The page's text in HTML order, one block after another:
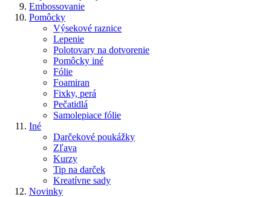
Embossovanie
Pomôcky
Výsekové raznice
Lepenie
Polotovary na dotvorenie
Pomôcky iné
Fólie
Foamiran
Fixky, perá
Pečatidlá
Samolepiace fólie
Iné
Darčekové poukážky
Zľava
Kurzy
Tip na darček
Kreatívne sady
Novinky